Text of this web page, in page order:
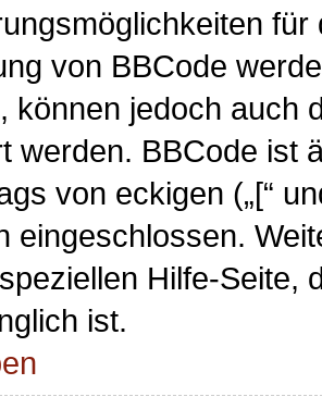
von BBCode
können jedoch auch
werden. BBCode ist
von eckigen („[“
eingeschlossen.
Hilfe-Seite,
ist.